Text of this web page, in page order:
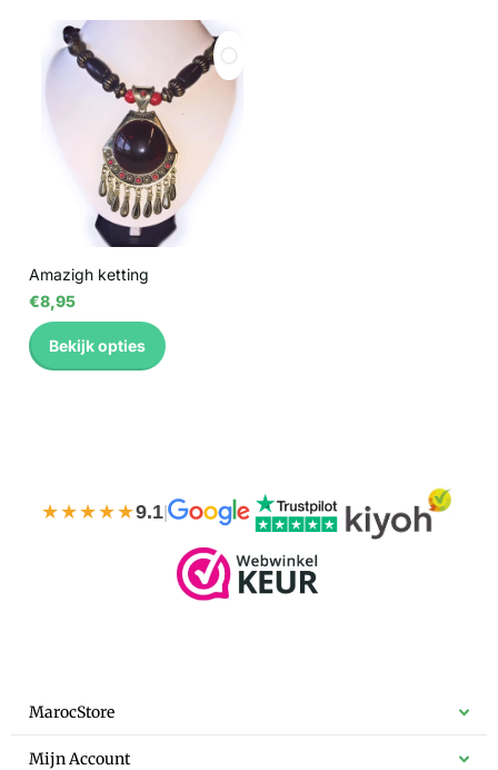
Amazigh ketting
€8,95
Bekijk opties
★★★★★9.1 |
MarocStore
Mijn Account